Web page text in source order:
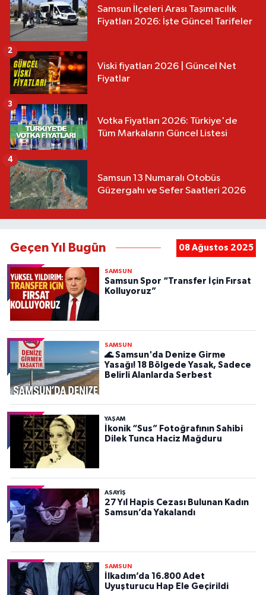
Samsun İlçeleri Arası Taşımacılık
Fiyatları 2026: İşte Güncel Tarifeler
Viski fiyatları 2026 | Güncel Net
Fiyatlar
2
Votka Fiyatları 2026: Türkiye'de
Tüm Markaların Güncel Listesi
3
Samsun 13 Numaralı Otobüs
Güzergahı ve Sefer Saatleri 2026
4
Geçen Yıl Bugün 08 Ağustos 2025
SAMSUN
Samsun Spor “Transfer İçin Fırsat
Kolluyoruz”
SAMSUN
🌊 Samsun'da Denize Girme
Yasağı! 18 Bölgede Yasak, Sadece
Belirli Alanlarda Serbest
YAŞAM
İkonik “Sus” Fotoğrafının Sahibi
Dilek Tunca Haciz Mağduru
ASAYIŞ
27 Yıl Hapis Cezası Bulunan Kadın
Samsun’da Yakalandı
SAMSUN
İlkadım’da 16.800 Adet
Uyuşturucu Hap Ele Geçirildi